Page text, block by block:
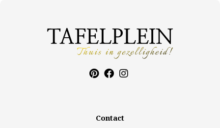
Contact